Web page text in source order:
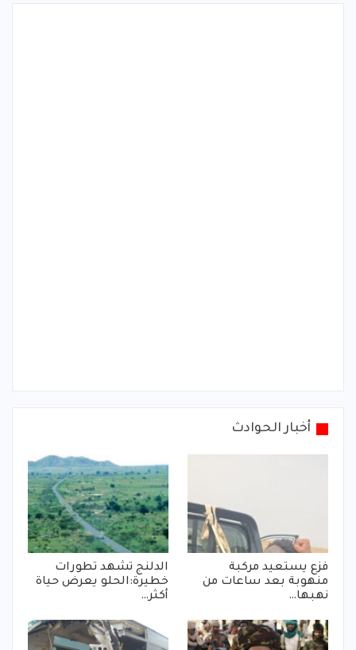
أخبار الحوادث
فزع يستعيد مركبة
منهوبة بعد ساعات من
نهبها…
الدلنج تشهد تطورات
خطيرة:الحلو يعرض حياة
أكثر…